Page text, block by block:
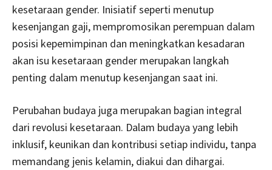
kesetaraan gender. Inisiatif seperti menutup
kesenjangan gaji, mempromosikan perempuan dalam
posisi kepemimpinan dan meningkatkan kesadaran
akan isu kesetaraan gender merupakan langkah
penting dalam menutup kesenjangan saat ini.
Perubahan budaya juga merupakan bagian integral
dari revolusi kesetaraan. Dalam budaya yang lebih
inklusif, keunikan dan kontribusi setiap individu, tanpa
memandang jenis kelamin, diakui dan dihargai.